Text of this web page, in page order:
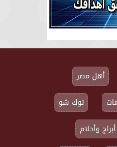
أهل مصر
توك شو
أبراج وأحلام